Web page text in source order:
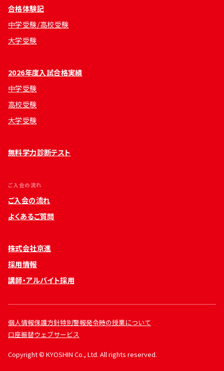
合格体験記
中学受験/高校受験
大学受験
2026年度入試合格実績
中学受験
高校受験
大学受験
無料学力診断テスト
ご入会の流れ
ご入会の流れ
よくあるご質問
株式会社京進
採用情報
講師・アルバイト採用
個人情報保護方針特別警報発令時の授業について
口座振替ウェブサービス
Copyright © KYOSHIN Co., Ltd. All rights reserved.